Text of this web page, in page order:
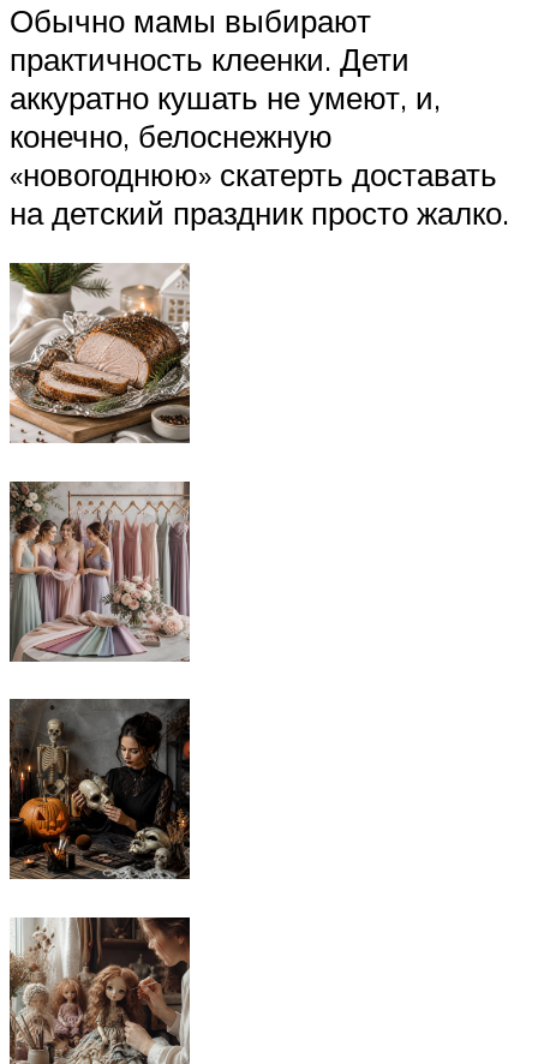
Обычно мамы выбирают
практичность клеенки. Дети
аккуратно кушать не умеют, и,
конечно, белоснежную
«новогоднюю» скатерть доставать
на детский праздник просто жалко.